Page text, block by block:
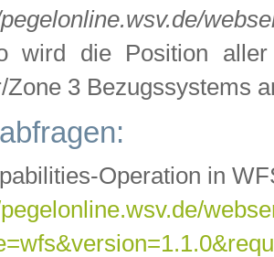
wird die Position
Zone 3 Bezugssystems
Operation in